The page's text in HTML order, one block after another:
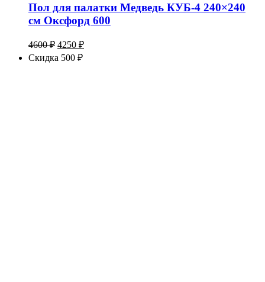
Пол для палатки Медведь КУБ-4 240×240
см Оксфорд 600
4600₽ Первоначальная
цена
составляла
4250 ₽Текущая
Скидка 500 ₽